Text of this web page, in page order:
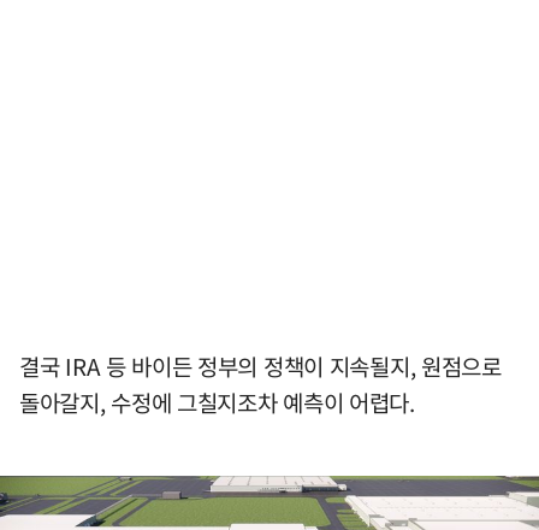
결국 IRA 등 바이든 정부의 정책이 지속될지, 원점으로
돌아갈지, 수정에 그칠지조차 예측이 어렵다.